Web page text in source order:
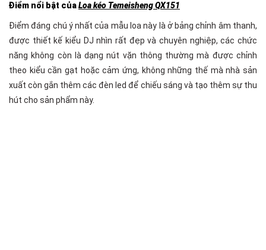
Điểm nổi bật củaLoa kéo Temeisheng QX151
Điểm đáng chú ý nhất của mẫu loa này là ở bảng chỉnh âm thanh,
được thiết kế kiểu DJ nhìn rất đẹp và chuyên nghiệp, các chức
năng không còn là dạng nút vặn thông thường mà được chỉnh
theo kiểu cần gạt hoặc cảm ứng, không những thế mà nhà sản
xuất còn gắn thêm các đèn led để chiếu sáng và tạo thêm sự thu
hút cho sản phẩm này.